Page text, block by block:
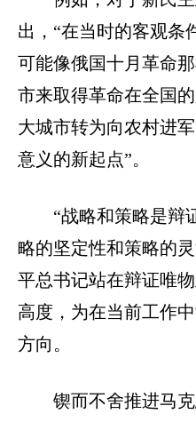
出，“在当时的客观条
可能像俄国十月革命
市来取得革命在全国
大城市转为向农村进
意义的新起点”。
“战略和策略是辩
略的坚定性和策略的
平总书记站在辩证唯
高度，为在当前工作
方向。
锲而不舍推进马